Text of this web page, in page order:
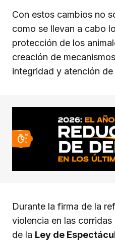
Con estos cambios no
como se llevan a cabo
protección de los
creación de
integridad y atención
Durante la firma de la
violencia en las
de la Ley de